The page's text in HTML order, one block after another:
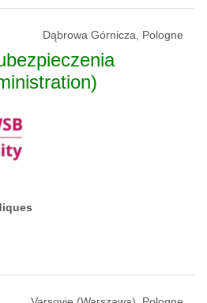
Dąbrowa Górnicza, Pologne